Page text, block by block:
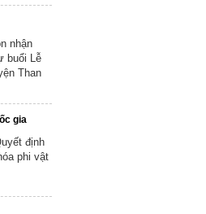
nhận
buổi Lễ
Than
gia
định
phi vật